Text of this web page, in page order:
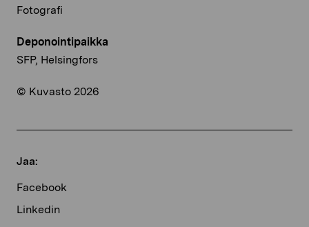
Fotografi
Deponointipaikka
SFP, Helsingfors
© Kuvasto 2026
Jaa:
Facebook
Linkedin